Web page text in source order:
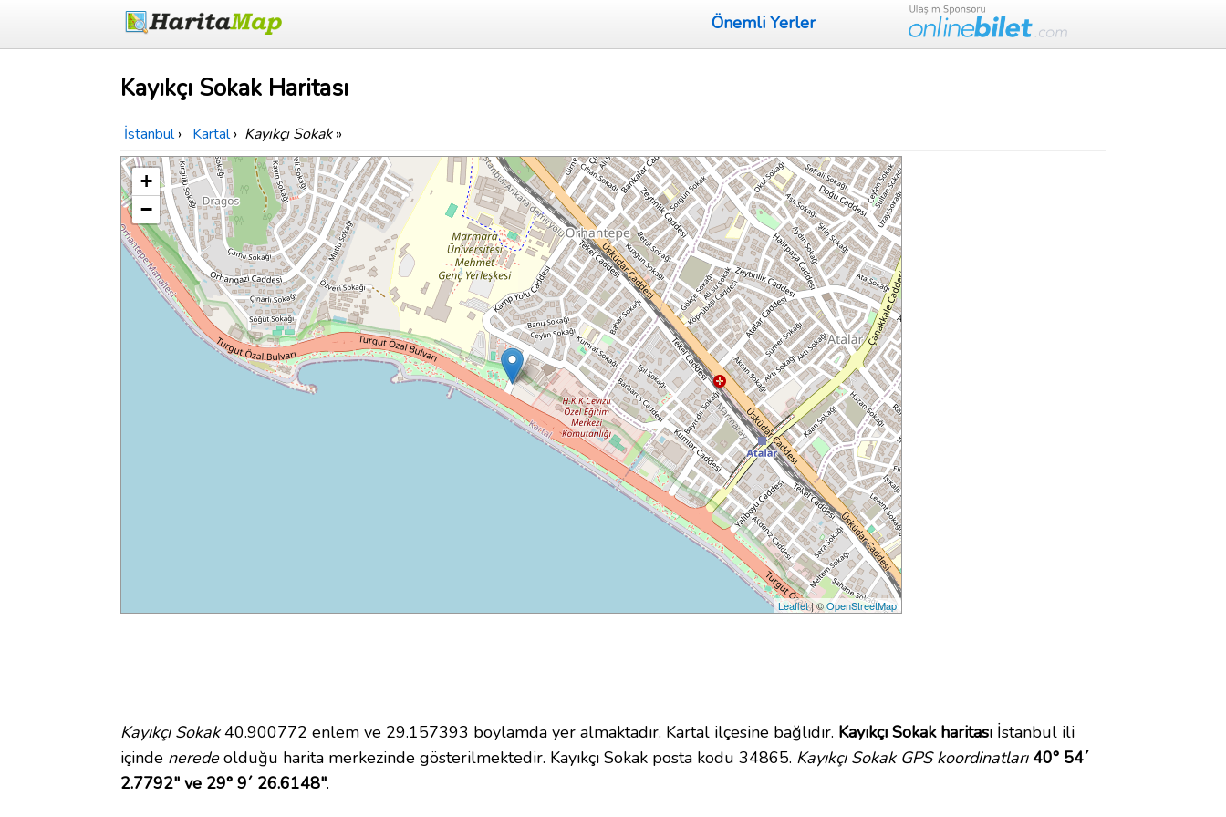
Önemli Yerler
Kayıkçı Sokak Haritası
İstanbul › Kartal › Kayıkçı Sokak»
+
−
Leaflet| ©OpenStreetMap
Kayıkçı Sokak40.900772 enlem ve 29.157393 boylamda yer almaktadır. Kartal ilçesine bağlıdır. Kayıkçı Sokak haritası İstanbul ili
içinde neredeolduğu harita merkezinde gösterilmektedir. Kayıkçı Sokak posta kodu 34865. Kayıkçı Sokak GPS koordinatları 40° 54´
2.7792" ve 29° 9´ 26.6148".